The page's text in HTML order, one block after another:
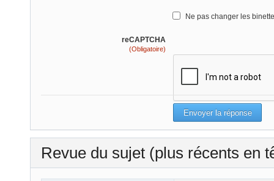
Ne pas changer les
reCAPTCHA
(Obligatoire)
Revue du sujet (plus récents en